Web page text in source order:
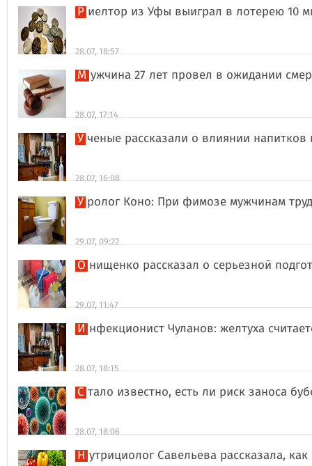
Риелтор из Уфы выиграл в лотерею 10
28.07, 18:57
Мужчина 27 лет провел в ожидании
28.07, 17:14
Ученые рассказали о влиянии
28.07, 16:08
Уролог Коно: При фимозе мужчинам
29.07, 09:22
Онищенко рассказал о серьезной
29.07, 11:47
Инфекционист Чуланов: желтуха
28.07, 18:15
Стало известно, есть ли риск заноса
28.07, 18:06
Нутрициолог Савельева рассказала,